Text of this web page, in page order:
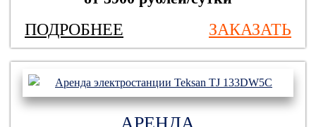
ПОДРОБНЕЕ ЗАКАЗАТЬ
АРЕНДА